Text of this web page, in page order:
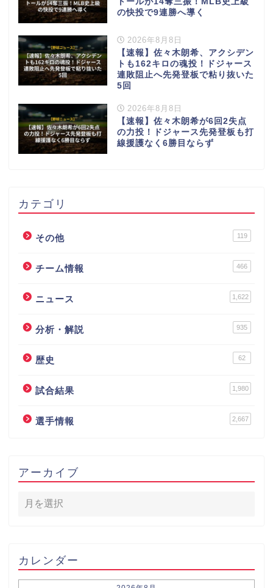
の快投で9連勝へ導く
2026年8月8日
【速報】佐々木朗希、アクシデン
トも162キロの魂投！ドジャース
連敗阻止へ先発登板で粘り抜いた
5回
2026年8月8日
【速報】佐々木朗希が6回2失点
の力投！ドジャース先発登板も打
線援護なく6勝目ならず
カテゴリ
その他 119
チーム情報 466
ニュース 1,622
分析・解説 935
歴史 62
試合結果 1,980
選手情報 2,667
アーカイブ
カレンダー